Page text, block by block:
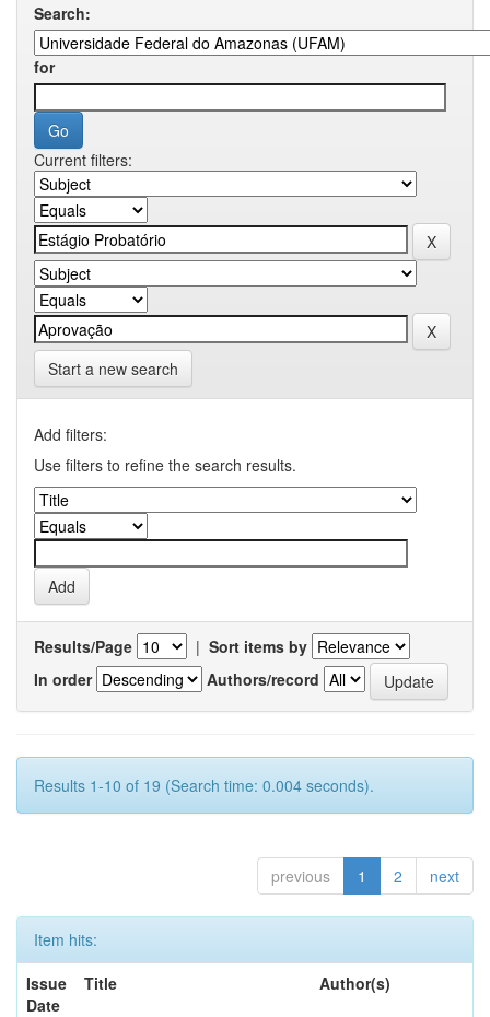
Search:
for
Current filters:
Start a new search
Add filters:
Use filters to refine the search results.
Results/Page | Sort items by
In order
Authors/record
Results 1-10 of 19 (Search time: 0.004 seconds).
previous 1 2 next
Item hits:
Issue
Date
Title Author(s)